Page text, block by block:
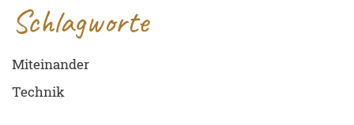
Schlagworte
Miteinander
Technik